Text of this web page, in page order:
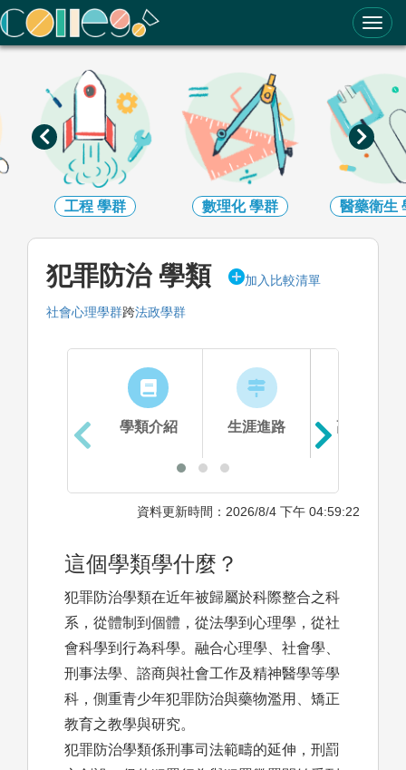
ColleGo! 大學選才與高中育才輔助系統
工程 學群 數理化學群 醫藥衛生
犯罪防治 學類 加入比較清單
社會心理學群跨法政學群
學類介紹 生涯進路 高中準備
資料更新時間：2026/8/4 下午 04:59:22
這個學類學什麼？
犯罪防治學類在近年被歸屬於科際整合之科
系，從體制到個體，從法學到心理學，從社
會科學到行為科學。融合心理學、社會學、
刑事法學、諮商與社會工作及精神醫學等學
科，側重青少年犯罪防治與藥物濫用、矯正
教育之教學與研究。
犯罪防治學類係刑事司法範疇的延伸，刑罰